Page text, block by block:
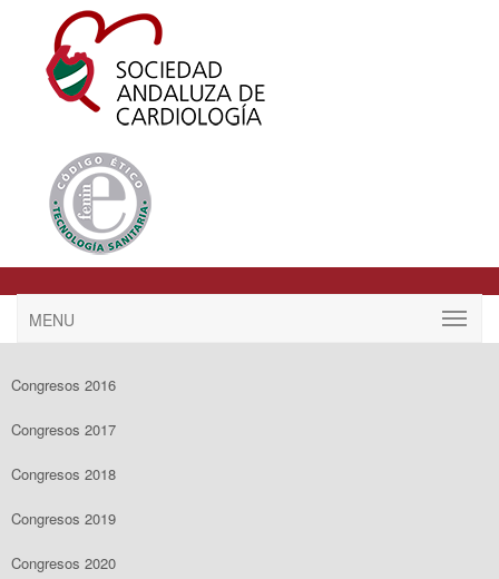
MENU
Congresos 2016
Congresos 2017
Congresos 2018
Congresos 2019
Congresos 2020